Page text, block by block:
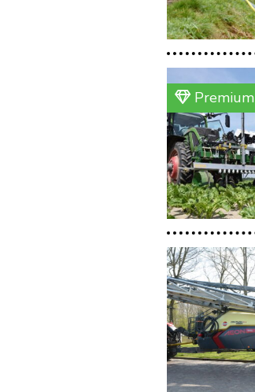
Premium